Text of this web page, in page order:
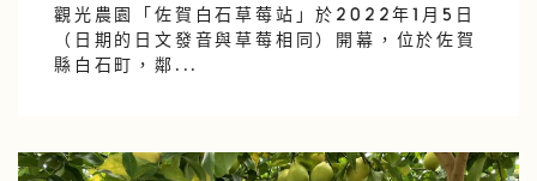
觀光農園「佐賀白石草莓站」於2022年1月5日
（日期的日文發音與草莓相同）開幕，位於佐賀
縣白石町，鄰...